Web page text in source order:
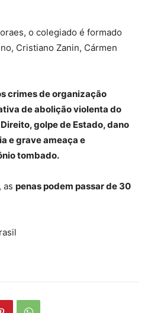
o colegiado é formado
Cristiano Zanin, Cármen
crimes de organização
de abolição violenta do
golpe de Estado, dano
e grave ameaça e
tombado.
as penas podem passar de 30